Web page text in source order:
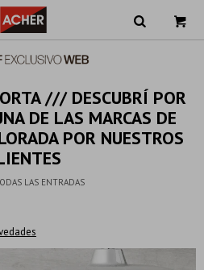
/// DESCUBRÍ POR
DE LAS MARCAS DE
POR NUESTROS
LAS ENTRADAS